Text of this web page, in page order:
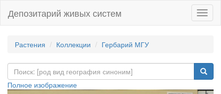
Депозитарий живых систем
Растения Коллекции Гербарий МГУ
Полное изображение